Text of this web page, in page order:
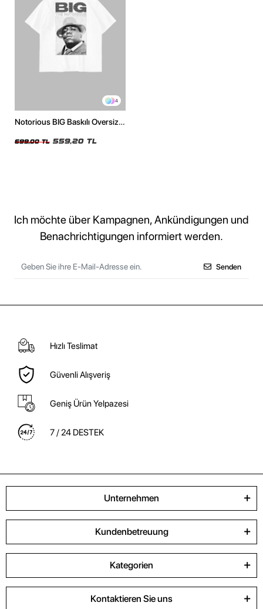
4
Notorious BIG Baskılı Oversize
699,00 TL 559,20 TL
Ich möchte über Kampagnen, Ankündigungen und
Benachrichtigungen informiert werden.
Senden
Hızlı Teslimat
Güvenli Alışveriş
Geniş Ürün Yelpazesi
7 / 24 DESTEK
Unternehmen
Kundenbetreuung
Kategorien
Kontaktieren Sie uns